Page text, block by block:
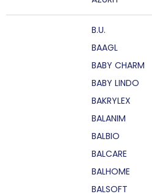
B.U.
BAAGL
BABY CHARM
BABY LINDO
BAKRYLEX
BALANIM
BALBIO
BALCARE
BALHOME
BALSOFT